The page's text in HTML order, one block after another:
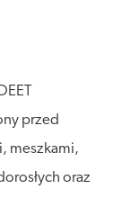
przed
meszkami,
oraz